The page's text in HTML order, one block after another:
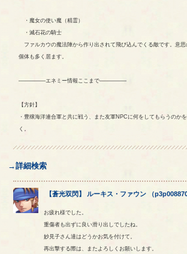
・魔女の使い魔（精霊）
・滅石花の騎士
ファルカウの魔法陣から作り出されて飛び込んでくる敵です。意思
個体も多く居ます。
―――――エネミー情報ここまで―――――
【方針】
・豊穣海洋連合軍と共に戦う、また友軍NPCに何をしてもらうのか
く。
→詳細検索
【蒼光双閃】 ルーキス ・ ファウン （
お疲れ様でした。
重傷者も出ずに良い滑り出しでしたね。
妙見子さん達はどうかお気を付けて。
再出撃する際は、またよろしくお願いします。